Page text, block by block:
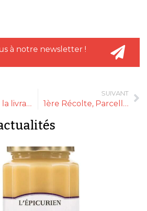
à notre newsletter !
Chronofresh : la livraison de vos produits alimentaires secs, frais et surgelés
SUIVANT
1ère Récolte, Parcelle 26